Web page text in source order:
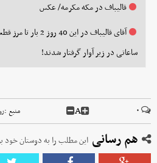
قالیباف در مکه مکرمه/ عکس
آقای قالیباف در
ساعاتی در زیر آوار گرفتار شدند!
۰ A منبع :
هم رسانی این مطلب را به دوستان خود